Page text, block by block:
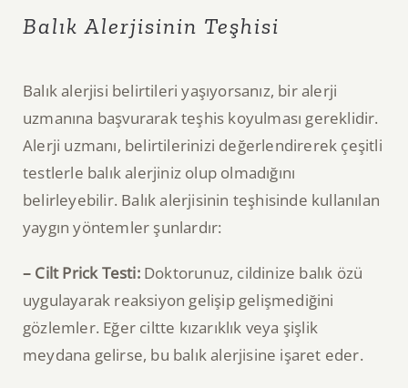
Balık Alerjisinin Teşhisi
Balık alerjisi belirtileri yaşıyorsanız, bir alerji
uzmanına başvurarak teşhis koyulması gereklidir.
Alerji uzmanı, belirtilerinizi değerlendirerek çeşitli
testlerle balık alerjiniz olup olmadığını
belirleyebilir. Balık alerjisinin teşhisinde kullanılan
yaygın yöntemler şunlardır:
– Cilt Prick Testi:Doktorunuz, cildinize balık özü
uygulayarak reaksiyon gelişip gelişmediğini
gözlemler. Eğer ciltte kızarıklık veya şişlik
meydana gelirse, bu balık alerjisine işaret eder.